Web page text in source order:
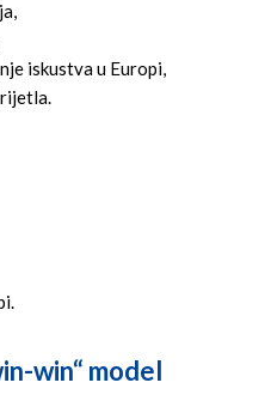
iskustva u Europi,
win“ model